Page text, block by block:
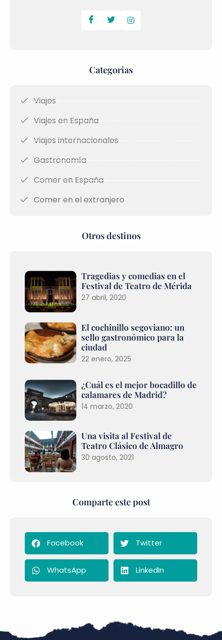
Categorias
Viajes
Viajes en España
Viajes internacionales
Gastronomía
Comer en España
Comer en el extranjero
Otros destinos
Tragedias y comedias en el
Festival de Teatro de Mérida
27 abril, 2020
El cochinillo segoviano: un
sello gastronómico para la
ciudad
22 enero, 2025
¿Cuál es el mejor bocadillo de
calamares de Madrid?
14 marzo, 2020
Una visita al Festival de
Teatro Clásico de Almagro
30 agosto, 2021
Comparte este post
Facebook Twitter
WhatsApp LinkedIn